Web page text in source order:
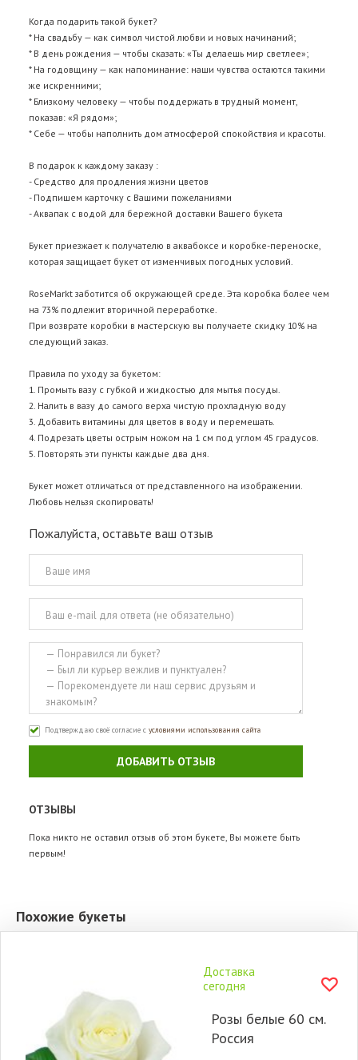
Когда подарить такой букет?
* На свадьбу — как символ чистой любви и новых начинаний;
* В день рождения — чтобы сказать: «Ты делаешь мир светлее»;
* На годовщину — как напоминание: наши чувства остаются такими
же искренними;
* Близкому человеку — чтобы поддержать в трудный момент,
показав: «Я рядом»;
* Себе — чтобы наполнить дом атмосферой спокойствия и красоты.
В подарок к каждому заказу :
- Средство для продления жизни цветов
- Подпишем карточку с Вашими пожеланиями
- Аквапак с водой для бережной доставки Вашего букета
Букет приезжает к получателю в аквабоксе и коробке-переноске,
которая защищает букет от изменчивых погодных условий.
RoseMarkt заботится об окружающей среде. Эта коробка более чем
на 73% подлежит вторичной переработке.
При возврате коробки в мастерскую вы получаете скидку 10% на
следующий заказ.
Правила по уходу за букетом:
1. Промыть вазу с губкой и жидкостью для мытья посуды.
2. Налить в вазу до самого верха чистую прохладную воду
3. Добавить витамины для цветов в воду и перемешать.
4. Подрезать цветы острым ножом на 1 см под углом 45 градусов.
5. Повторять эти пункты каждые два дня.
Букет может отличаться от представленного на изображении.
Любовь нельзя скопировать!
Пожалуйста, оставьте ваш отзыв
Подтверждаю своё согласие с условиями использования сайта
ДОБАВИТЬ ОТЗЫВ
ОТЗЫВЫ
Пока никто не оставил отзыв об этом букете, Вы можете быть
первым!
Похожие букеты
Доставка
сегодня
Розы белые 60 см.
Россия